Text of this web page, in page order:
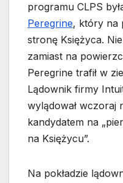
programu CLPS
Peregrine, który na
stronę Księżyca.
zamiast na
Peregrine trafił w
Lądownik firmy
wylądował wczoraj
kandydatem na
na Księżycu”.
Na pokładzie